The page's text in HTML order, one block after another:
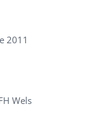
2011
Wels